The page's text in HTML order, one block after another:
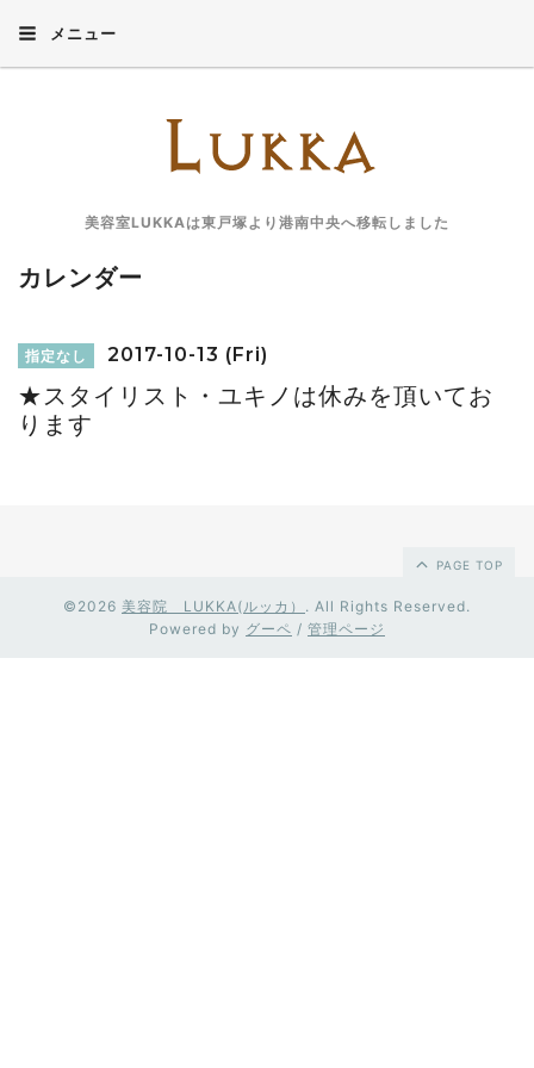
メニュー
美容室LUKKAは東戸塚より港南中央へ移転しました
カレンダー
指定なし 2017-10-13 (Fri)
★スタイリスト・ユキノは休みを頂いてお
ります
PAGE TOP
©2026 美容院 LUKKA(ルッカ） . All Rights Reserved.
Powered by グーペ / 管理ページ